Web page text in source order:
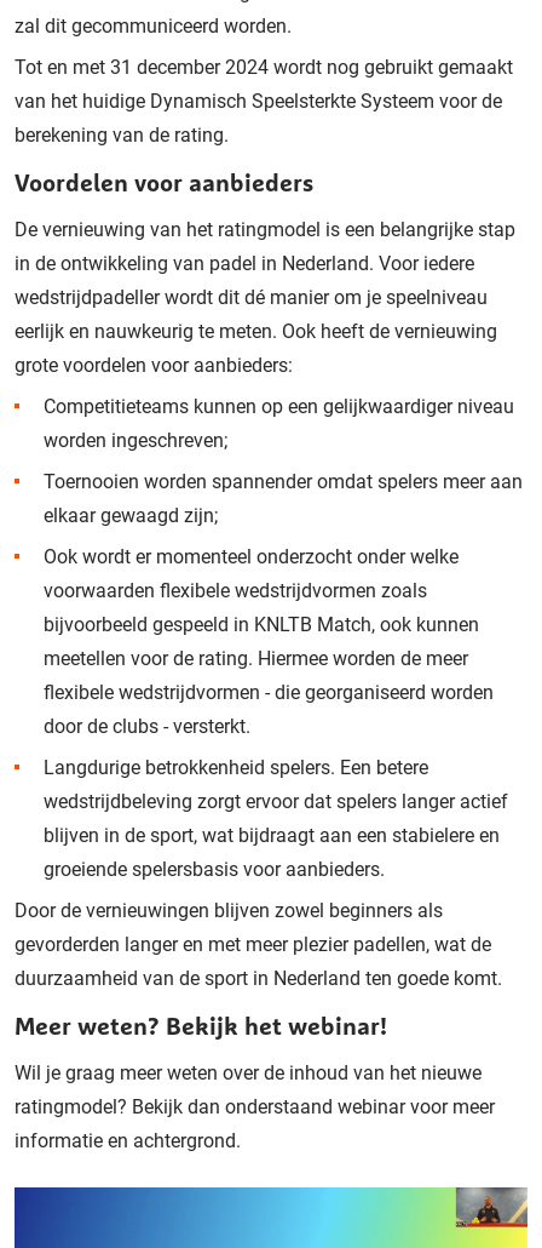
zal dit gecommuniceerd worden.
Tot en met 31 december 2024 wordt nog gebruikt gemaakt
van het huidige Dynamisch Speelsterkte Systeem voor de
berekening van de rating.
Voordelen voor aanbieders
De vernieuwing van het ratingmodel is een belangrijke stap
in de ontwikkeling van padel in Nederland. Voor iedere
wedstrijdpadeller wordt dit dé manier om je speelniveau
eerlijk en nauwkeurig te meten. Ook heeft de vernieuwing
grote voordelen voor aanbieders:
Competitieteams kunnen op een gelijkwaardiger niveau
worden ingeschreven;
Toernooien worden spannender omdat spelers meer aan
elkaar gewaagd zijn;
Ook wordt er momenteel onderzocht onder welke
voorwaarden flexibele wedstrijdvormen zoals
bijvoorbeeld gespeeld in KNLTB Match, ook kunnen
meetellen voor de rating. Hiermee worden de meer
flexibele wedstrijdvormen - die georganiseerd worden
door de clubs - versterkt.
Langdurige betrokkenheid spelers. Een betere
wedstrijdbeleving zorgt ervoor dat spelers langer actief
blijven in de sport, wat bijdraagt aan een stabielere en
groeiende spelersbasis voor aanbieders.
Door de vernieuwingen blijven zowel beginners als
gevorderden langer en met meer plezier padellen, wat de
duurzaamheid van de sport in Nederland ten goede komt.
Meer weten? Bekijk het webinar!
Wil je graag meer weten over de inhoud van het nieuwe
ratingmodel? Bekijk dan onderstaand webinar voor meer
informatie en achtergrond.